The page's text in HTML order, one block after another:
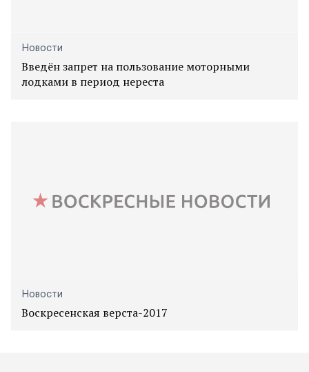
Новости
Введён запрет на пользование моторными
лодками в период нереста
Новости
Воскресенская верста-2017